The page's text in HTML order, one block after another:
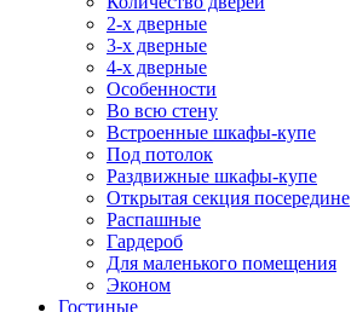
2-х дверные
3-х дверные
4-х дверные
Особенности
Во всю стену
Встроенные шкафы-купе
Под потолок
Раздвижные шкафы-купе
Открытая секция посередине
Распашные
Гардероб
Для маленького помещения
Эконом
Гостиные